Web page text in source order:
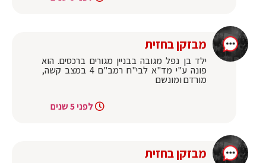
מבזקן בחזית
ילד בן נפל מגובה בבניין מגורים ברכסים. הוא
פונה ע"י מד"א לבי"ח רמב"ם 4 במצב קשה,
מורדם ומונשם
לפני 5 שנים
מבזקן בחזית